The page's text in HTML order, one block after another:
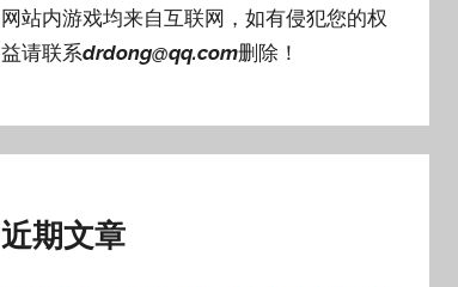
网站内游戏均来自互联网，如有侵犯您的权
益请联系drdong@qq.com删除！
近期文章